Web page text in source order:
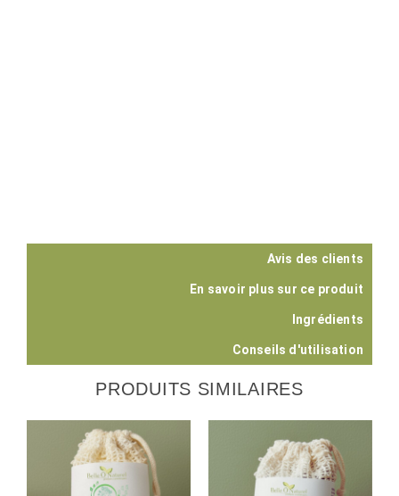
Avis des clients
En savoir plus sur ce produit
Ingrédients
Conseils d'utilisation
PRODUITS SIMILAIRES